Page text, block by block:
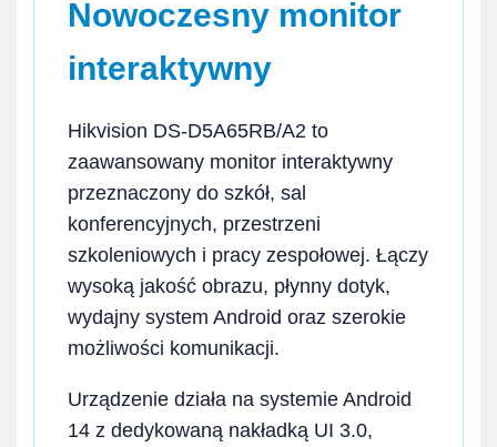
Nowoczesny monitor
interaktywny
Hikvision DS-D5A65RB/A2 to
zaawansowany monitor interaktywny
przeznaczony do szkół, sal
konferencyjnych, przestrzeni
szkoleniowych i pracy zespołowej. Łączy
wysoką jakość obrazu, płynny dotyk,
wydajny system Android oraz szerokie
możliwości komunikacji.
Urządzenie działa na systemie Android
14 z dedykowaną nakładką UI 3.0,